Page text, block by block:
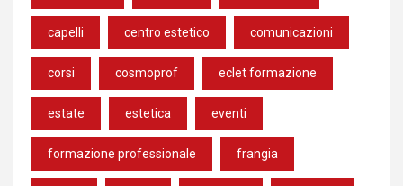
capelli centro estetico comunicazioni
corsi cosmoprof eclet formazione
estate estetica eventi
formazione professionale frangia